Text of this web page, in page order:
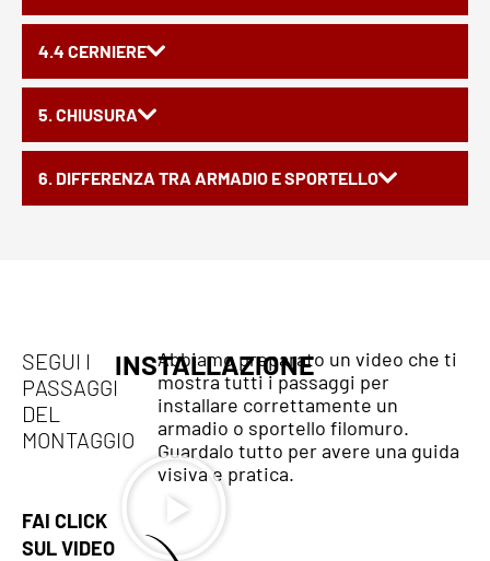
4.4 CERNIERE
5. CHIUSURA
6. DIFFERENZA TRA ARMADIO E SPORTELLO
SEGUI I
PASSAGGI
DEL
MONTAGGIO
INSTALLAZIONE
Abbiamo preparato un video che ti
mostra tutti i passaggi per
installare correttamente un
armadio o sportello filomuro.
Guardalo tutto per avere una guida
visiva e pratica.
FAI CLICK
SUL VIDEO